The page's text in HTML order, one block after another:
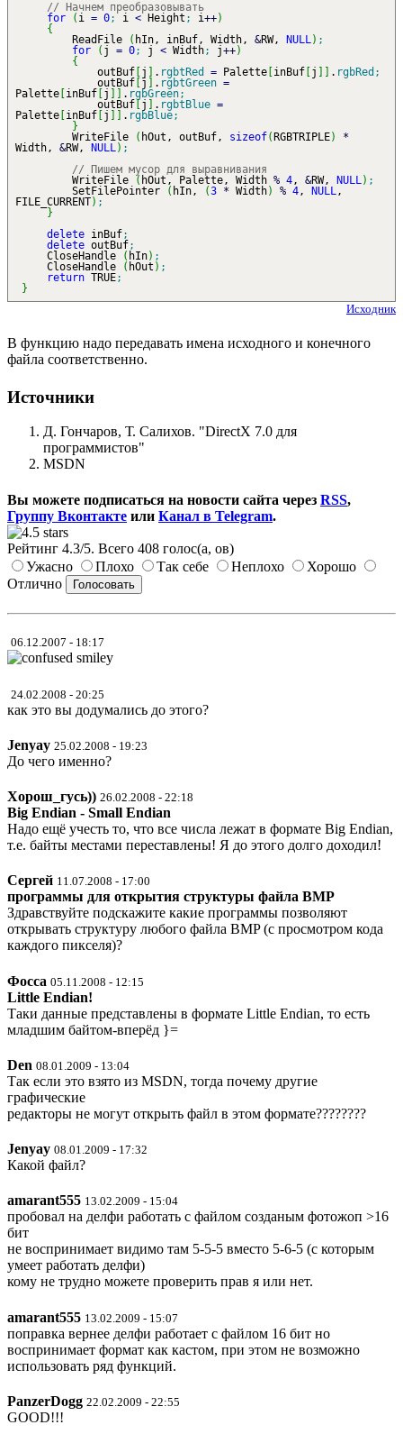
// Начнем преобразовывать
for
( i = 0; i < Height ; i++)
{
ReadFile
( hIn, inBuf, Width, &RW, NULL) ;
for
( j = 0; j < Width; j++)
{
outBuf j . rgbtRed = Palette inBuf j . rgbRed ;
outBuf j . rgbtGreen =
Palette inBuf j . rgbGreen;
outBuf j . rgbtBlue =
Palette inBuf j . rgbBlue;
}
WriteFile
( hOut, outBuf, sizeof( RGBTRIPLE)
*
Width, &RW, NULL) ;
// Пишем мусор для выравнивания
WriteFile
( hOut, Palette, Width % 4, &RW, NULL) ;
SetFilePointer
( hIn, (3 * Width) % 4, NULL,
FILE_CURRENT) ;
}
delete inBuf;
delete outBuf;
CloseHandle
( hIn) ;
CloseHandle
( hOut ) ;
return TRUE;
}
Исходник
В функцию надо передавать имена исходного и конечного
файла соответственно.
Источники
Д. Гончаров, Т. Салихов. "DirectX 7.0 для
программистов"
MSDN
Вы можете подписаться на новости сайта через RSS,
Группу Вконтакте или Канал в Telegram.
Рейтинг 4.3/5. Всего 408 голос(а, ов)
Ужасно
Плохо Так себе Неплохо
Хорошо
Отлично
06.12.2007 - 18:17
24.02.2008 - 20:25
как это вы додумались до этого?
Jenyay 25.02.2008 - 19:23
До чего именно?
Хорош_гусь)) 26.02.2008 - 22:18
Big Endian - Small Endian
Надо ещё учесть то, что все числа лежат в формате Big Endian,
т.е. байты местами переставлены! Я до этого долго доходил!
Сергей 11.07.2008 - 17:00
программы для открытия структуры файла BMP
Здравствуйте подскажите какие программы позволяют
открывать структуру любого файла BMP (с просмотром кода
каждого пикселя)?
Фосса 05.11.2008 - 12:15
Little Endian!
Таки данные представлены в формате Little Endian, то есть
младшим байтом-вперёд }=
Den 08.01.2009 - 13:04
Так если это взято из MSDN, тогда почему другие
графические
редакторы не могут открыть файл в этом формате????????
Jenyay 08.01.2009 - 17:32
Какой файл?
amarant555 13.02.2009 - 15:04
пробовал на делфи работать с файлом созданым фотожоп >16
бит
не воспринимает видимо там 5-5-5 вместо 5-6-5 (с которым
умеет работать делфи)
кому не трудно можете проверить прав я или нет.
amarant555 13.02.2009 - 15:07
поправка вернее делфи работает с файлом 16 бит но
воспринимает формат как кастом, при этом не возможно
использовать ряд функций.
PanzerDogg 22.02.2009 - 22:55
GOOD!!!